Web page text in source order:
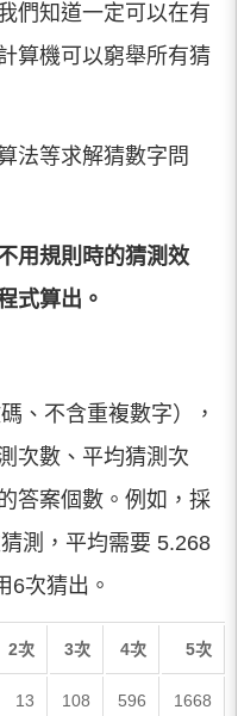
們知道一定可以在有
算機可以窮舉所有猜
法等求解猜數字問
用規則時的猜測效
式算出。
、不含重複數字），
次數、平均猜測次
答案個數。例如，採
測，平均需要 5.268
6次猜出。
2次 3次 4次 5次
13 108 596 1668